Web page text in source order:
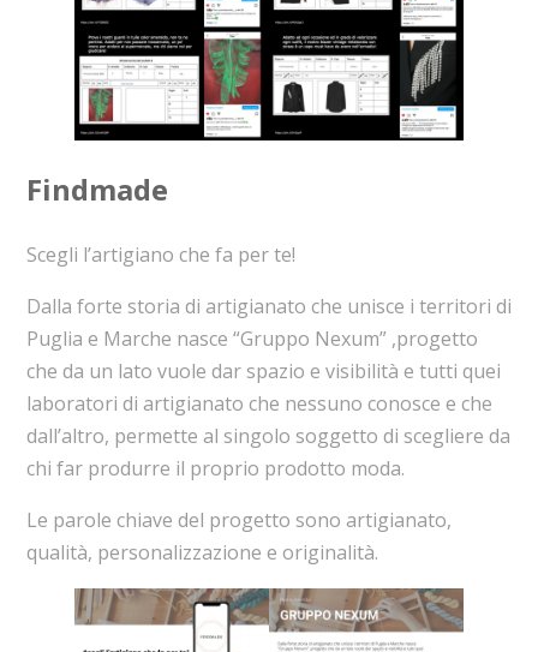
Findmade
Scegli l’artigiano che fa per te!
Dalla forte storia di artigianato che unisce i territori di
Puglia e Marche nasce “Gruppo Nexum” ,progetto
che da un lato vuole dar spazio e visibilità e tutti quei
laboratori di artigianato che nessuno conosce e che
dall’altro, permette al singolo soggetto di scegliere da
chi far produrre il proprio prodotto moda.
Le parole chiave del progetto sono artigianato,
qualità, personalizzazione e originalità.